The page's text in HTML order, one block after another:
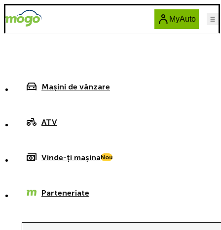
MyAuto
Mașini de vânzare
ATV
Vinde-ți mașinaNou
Parteneriate